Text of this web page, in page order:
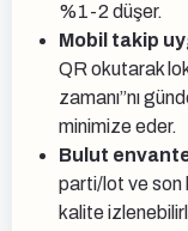
%1-2 düşer.
Mobil takip
QR okutarak
zamanı”nı
minimize eder.
Bulut
parti/lot ve son
kalite